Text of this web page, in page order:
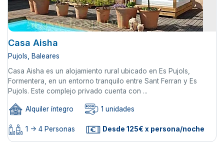
Casa Aisha
Pujols, Baleares
Casa Aisha es un alojamiento rural ubicado en Es Pujols,
Formentera, en un entorno tranquilo entre Sant Ferran y Es
Pujols. Este complejo privado cuenta con ...
Alquiler íntegro 1 unidades
1 -> 4 Personas Desde 125€ x persona/noche